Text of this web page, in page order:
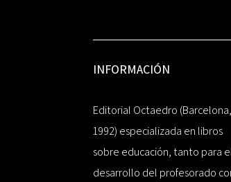
INFORMACIÓN
Editorial Octaedro (Barcelona,
1992) especializada en libros
sobre educación, tanto para
desarrollo del profesorado